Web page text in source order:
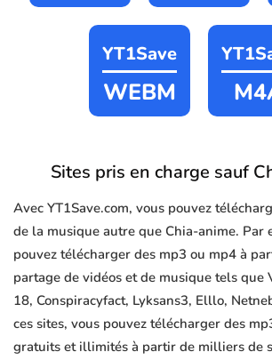
YT1Save
WEBM
Sites pris en charge sauf
Avec YT1Save.com, vous pouvez
de la musique autre que Chia-anime. Par
pouvez télécharger des mp3 ou mp4 à
partage de vidéos et de musique tels que
18, Conspiracyfact, Lyksans3, Elllo,
ces sites, vous pouvez télécharger des
gratuits et illimités à partir de milliers de